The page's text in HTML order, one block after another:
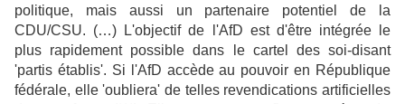
politique, mais aussi un partenaire potentiel de la
CDU/CSU. (…) L'objectif de l'AfD est d'être intégrée le
plus rapidement possible dans le cartel des soi-disant
'partis établis'. Si l'AfD accède au pouvoir en République
fédérale, elle 'oubliera' de telles revendications artificielles